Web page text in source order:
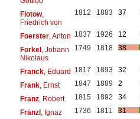
Flotow,
Friedrich von
1812 1883 37
Foerster, Anton 1837 1926
12
Forkel, Johann
Nikolaus
1749 1818 38
Franck, Eduard 1817 1893
32
Frank, Ernst 1847 1889
2
Franz, Robert 1815 1892
34
Fränzl, Ignaz 1736 1811
31